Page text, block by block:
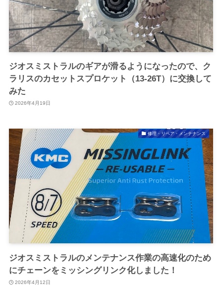
ジオスミストラルのギアが滑るようになったので、ク
ラリスのカセットスプロケット（13-26T）に交換して
みた
2026年4月19日
修理・リペア・メンテナンス
ジオスミストラルのメンテナンス作業の高速化のため
にチェーンをミッシングリンク化しました！
2026年4月12日